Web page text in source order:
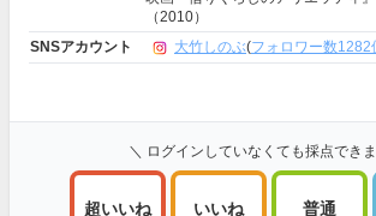
（2010）
SNSアカウント
大竹しのぶ(フォロワー数1282
＼ ログインしていなくても採点でき
超いいね いいね 普通